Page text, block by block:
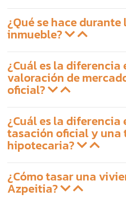
¿Qué se hace
inmueble?
¿Cuál es la diferencia
valoración de
oficial?
¿Cuál es la diferencia
tasación oficial y una
hipotecaria?
¿Cómo tasar una
Azpeitia?